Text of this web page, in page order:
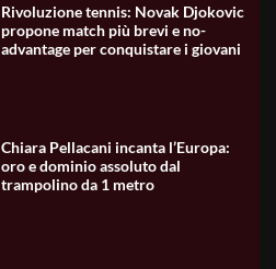
Rivoluzione tennis: Novak Djokovic
propone match più brevi e no-
advantage per conquistare i giovani
Chiara Pellacani incanta l’Europa:
oro e dominio assoluto dal
trampolino da 1 metro